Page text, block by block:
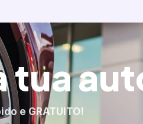
tua
e GRATUITO!